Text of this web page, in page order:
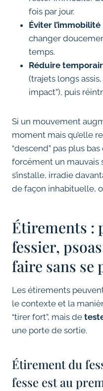
fois par jour.
Éviter
changer
temps.
Réduire
(trajets longs
impact”), puis
Si un mouvement
moment mais qu’elle
“descend” pas plus
forcément un mauvais
s’installe, irradie
de façon inhabituelle,
Étirements :
fessier,
faire sans se
Les étirements
le contexte et la
“tirer fort”, mais de
une porte de sortie.
Étirement du
fesse est au